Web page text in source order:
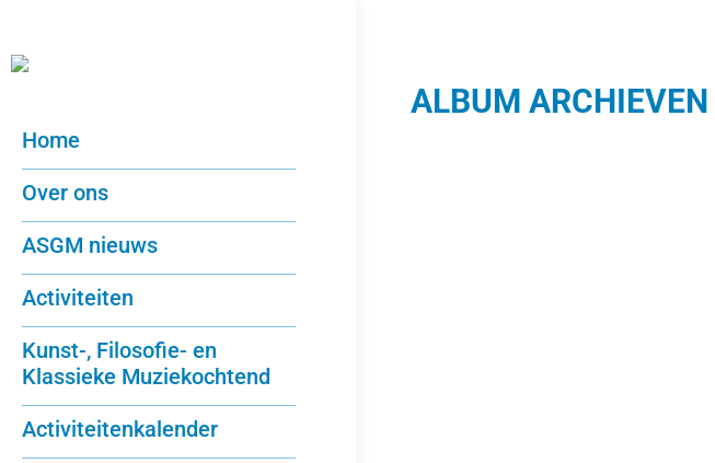
Home
Over ons
ASGM nieuws
Activiteiten
Kunst-, Filosofie- en
Klassieke Muziekochtend
Activiteitenkalender
ALBUM ARCHIEVEN